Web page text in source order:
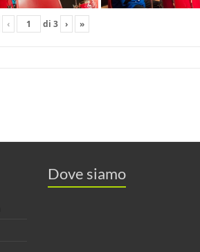
‹ di 3 › »
Dove siamo